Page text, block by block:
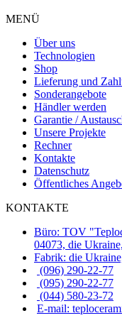
MENÜ
Über uns
Technologien
Shop
Lieferung und
Sonderangebote
Händler werden
Garantie /
Unsere Projekte
Rechner
Kontakte
Datenschutz
Öffentliches
KONTAKTE
Büro: TOV
04073, die
Fabrik: die
(096) 290-22-77
(095) 290-22-77
(044) 580-23-72
E-mail: